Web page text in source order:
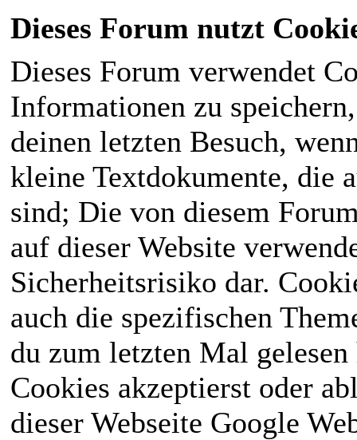
Dieses Forum nutzt
Dieses Forum verwendet
Informationen zu
deinen letzten Besuch,
kleine Textdokumente, die
sind; Die von diesem
auf dieser Website
Sicherheitsrisiko dar.
auch die spezifischen
du zum letzten Mal
Cookies akzeptierst oder
dieser Webseite Google